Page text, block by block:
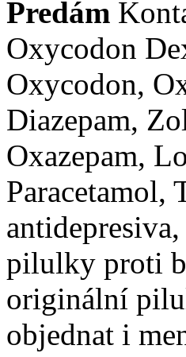
Predám
Oxycodon
Oxycodon,
Diazepam,
Oxazepam,
Paracetamol,
pilulky proti
originální
objednat i